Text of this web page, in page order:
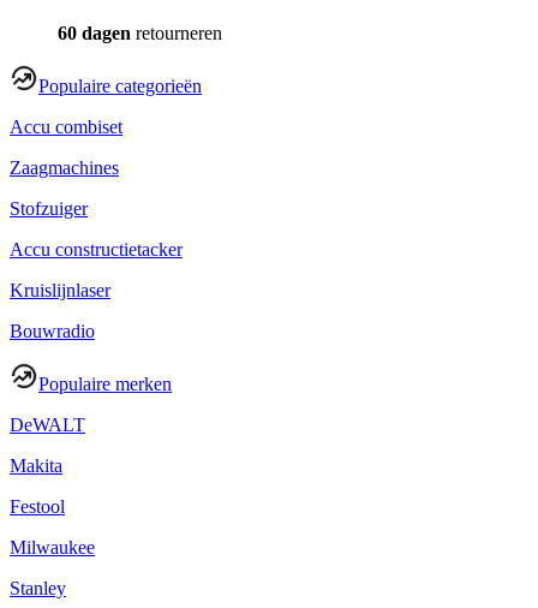
60 dagen retourneren
Populaire categorieën
Accu combiset
Zaagmachines
Stofzuiger
Accu constructietacker
Kruislijnlaser
Bouwradio
Populaire merken
DeWALT
Makita
Festool
Milwaukee
Stanley